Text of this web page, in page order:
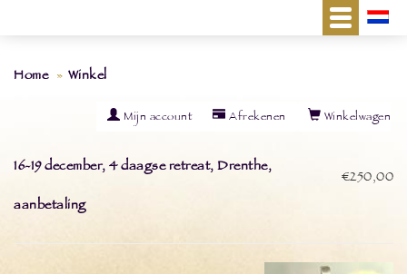
Home Winkel
Winkelwagen
Afrekenen
Mijn account
€250,00
16-19 december, 4 daagse retreat, Drenthe,
aanbetaling